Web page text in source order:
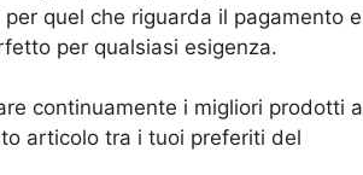
quel che riguarda il pagamento e
per qualsiasi esigenza.
continuamente i migliori prodotti a
articolo tra i tuoi preferiti del